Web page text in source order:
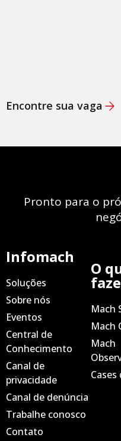
Encontre sua vaga
Pronto para o
Infomach
Soluções
Sobre nós
Eventos
Central de
Conhecimento
Canal de
privacidade
Canal de denúncia
Trabalhe conosco
Contato
O
Mach
Mach
Mach
Cases